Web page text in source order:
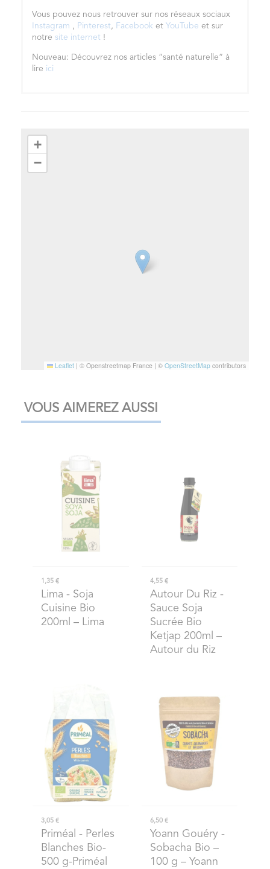
Vous pouvez nous retrouver sur nos réseaux sociaux
Instagram , Pinterest, Facebook et YouTube et sur
notre site internet !
Nouveau: Découvrez nos articles “santé naturelle” à
lire ici
+
−
Leaflet | © Openstreetmap France | © OpenStreetMap contributors
VOUS AIMEREZ AUSSI
1,35 €
Lima - Soja
Cuisine Bio
200ml – Lima
4,55 €
Autour Du Riz-
Sauce Soja
Sucrée Bio
Ketjap 200ml –
Autour du Riz
3,05 €
Priméal - Perles
Blanches Bio-
500 g-Priméal
6,50 €
Yoann Gouéry-
Sobacha Bio –
100 g – Yoann